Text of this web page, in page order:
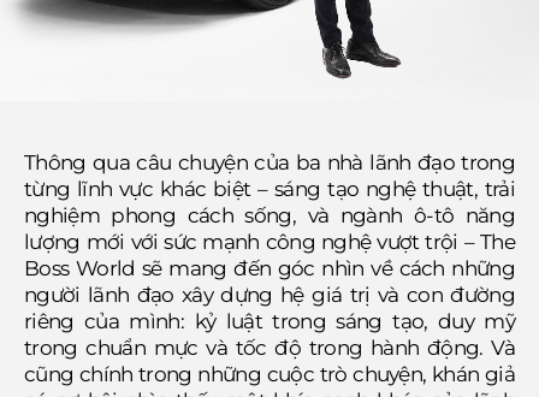
Thông qua câu chuyện của ba nhà lãnh đạo trong
từng lĩnh vực khác biệt – sáng tạo nghệ thuật, trải
nghiệm phong cách sống, và ngành ô-tô năng
lượng mới với sức mạnh công nghệ vượt trội – The
Boss World sẽ mang đến góc nhìn về cách những
người lãnh đạo xây dựng hệ giá trị và con đường
riêng của mình: kỷ luật trong sáng tạo, duy mỹ
trong chuẩn mực và tốc độ trong hành động. Và
cũng chính trong những cuộc trò chuyện, khán giả